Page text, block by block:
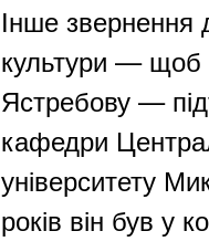
Інше звернення
культури — щоб
Ястребову —
кафедри
університету
років він був у